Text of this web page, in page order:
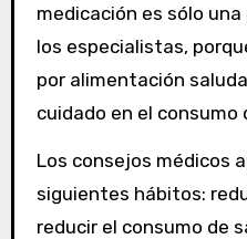
medicación es sólo
los especialistas,
por alimentación
cuidado en el consumo
Los consejos médicos
siguientes hábitos:
reducir el consumo de